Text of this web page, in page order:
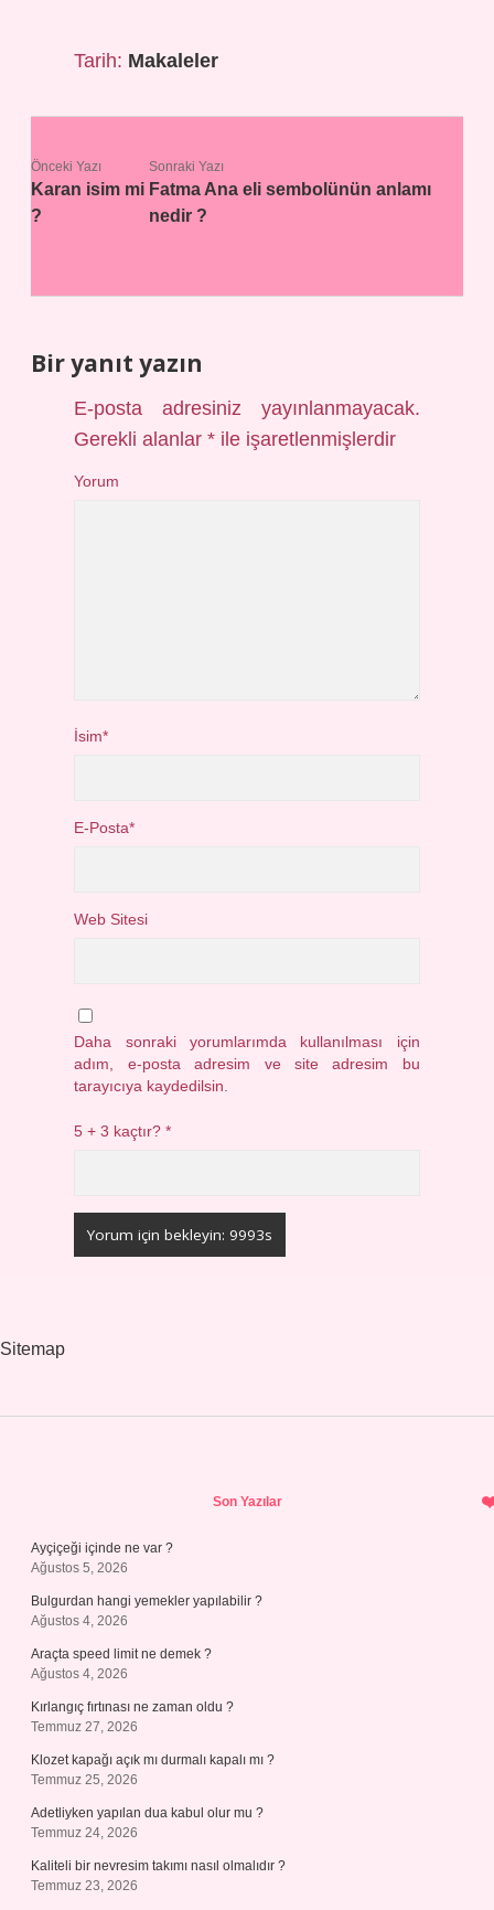
Tarih: Makaleler
Önceki Yazı
Karan isim mi
?
Sonraki Yazı
Fatma Ana eli sembolünün anlamı
nedir ?
Bir yanıt yazın
E-posta adresiniz yayınlanmayacak.
Gerekli alanlar* ile işaretlenmişlerdir
Yorum
İsim*
E-Posta*
Web Sitesi
Daha sonraki yorumlarımda kullanılması için
adım, e-posta adresim ve site adresim bu
tarayıcıya kaydedilsin.
5 + 3 kaçtır?*
Sitemap
Son Yazılar
Ayçiçeği içinde ne var ?
Ağustos 5, 2026
Bulgurdan hangi yemekler yapılabilir ?
Ağustos 4, 2026
Araçta speed limit ne demek ?
Ağustos 4, 2026
Kırlangıç fırtınası ne zaman oldu ?
Temmuz 27, 2026
Klozet kapağı açık mı durmalı kapalı mı ?
Temmuz 25, 2026
Adetliyken yapılan dua kabul olur mu ?
Temmuz 24, 2026
Kaliteli bir nevresim takımı nasıl olmalıdır ?
Temmuz 23, 2026